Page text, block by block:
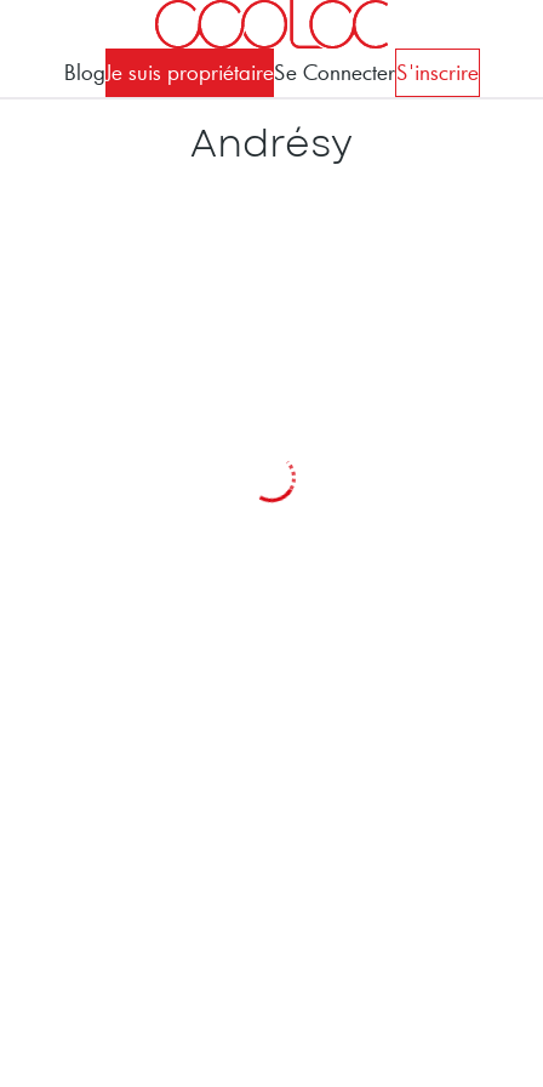
BlogJe suis propriétaireSe ConnecterS'inscrire
Andrésy